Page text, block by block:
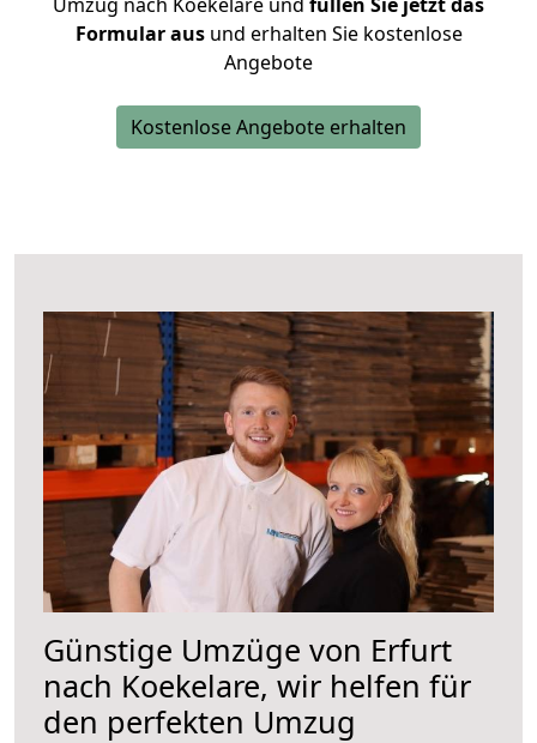
Formular ausund erhalten Sie kostenlose
Angebote
Kostenlose Angebote erhalten
Günstige Umzüge von Erfurt
nach Koekelare, wir helfen für
den perfekten Umzug